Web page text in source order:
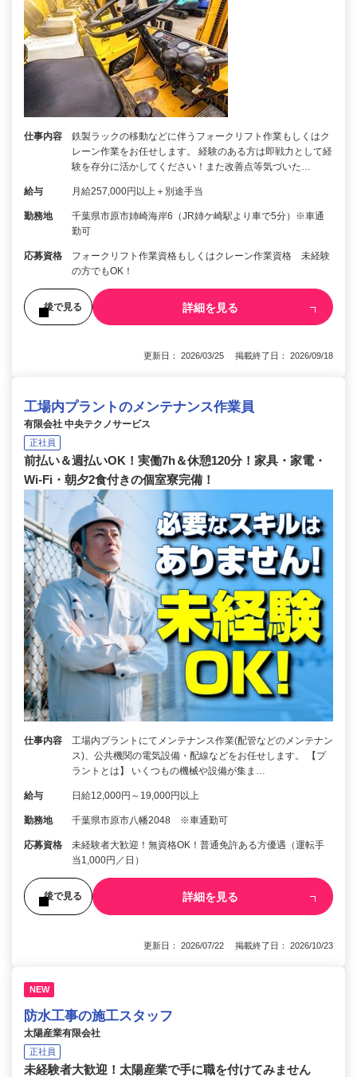
仕事内容
鉄製ラックの移動などに伴うフォークリフト作業もしくはク
レーン作業をお任せします。 経験のある方は即戦力として経
験を存分に活かしてください！また改善点等気づいた…
給与 月給257,000円以上＋別途手当
勤務地
千葉県市原市姉崎海岸6（JR姉ケ崎駅より車で5分）※車通
勤可
応募資格
フォークリフト作業資格もしくはクレーン作業資格 未経験
の方でもOK！
後で見る 詳細を見る
更新日： 2026/03/25 掲載終了日： 2026/09/18
工場内プラントのメンテナンス作業員
有限会社 中央テクノサービス
正社員
前払い＆週払いOK！実働7h＆休憩120分！家具・家電・
Wi-Fi・朝夕2食付きの個室寮完備！
仕事内容
工場内プラントにてメンテナンス作業(配管などのメンテナン
ス)、公共機関の電気設備・配線などをお任せします。 【プ
ラントとは】 いくつもの機械や設備が集ま…
給与 日給12,000円～19,000円以上
勤務地 千葉県市原市八幡2048 ※車通勤可
応募資格
未経験者大歓迎！無資格OK！普通免許ある方優遇（運転手
当1,000円／日）
後で見る 詳細を見る
更新日： 2026/07/22 掲載終了日： 2026/10/23
NEW
防水工事の施工スタッフ
太陽産業有限会社
正社員
未経験者大歓迎！太陽産業で手に職を付けてみません